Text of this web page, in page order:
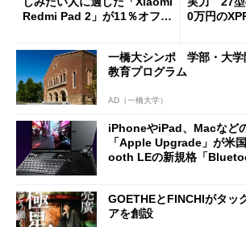
Redmi Pad 2」が11％オフの
0万円の
一橋大シンポ 学部・大学
教育プログラム
AD（一橋大学）
iPhoneやiPad、Macなど
「Apple Upgrade」が米
ooth LEの新規格「
GOETHEとFINCHIがタッ
アを創設